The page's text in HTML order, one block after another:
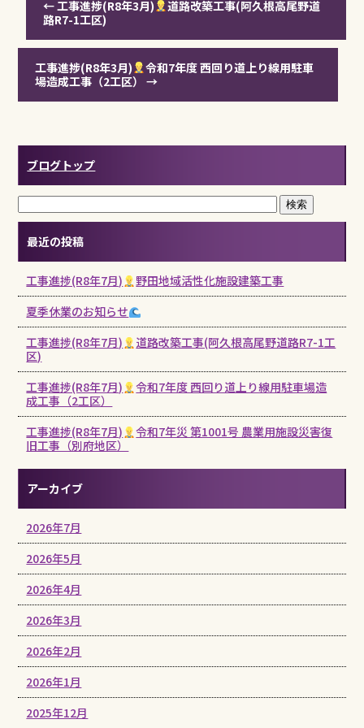
←工事進捗(R8年3月)
道路改築工事(阿久根高尾野道
路R7-1工区)
工事進捗(R8年3月)
令和7年度 西回り道上り線用駐車
場造成工事（2工区）→
ブログトップ
最近の投稿
工事進捗(R8年7月)
野田地域活性化施設建築工事
夏季休業のお知らせ
工事進捗(R8年7月)
道路改築工事(阿久根高尾野道路R7-1工
区)
工事進捗(R8年7月)
令和7年度 西回り道上り線用駐車場造
成工事（2工区）
工事進捗(R8年7月)
令和7年災 第1001号 農業用施設災害復
旧工事（別府地区）
アーカイブ
2026年7月
2026年5月
2026年4月
2026年3月
2026年2月
2026年1月
2025年12月